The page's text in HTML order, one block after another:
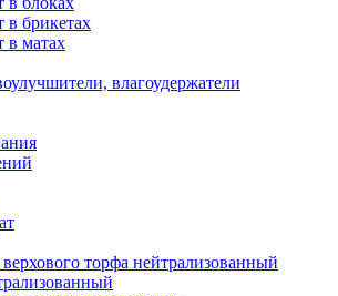
в брикетах
в матах
влагоудержатели
торфа нейтрализованный